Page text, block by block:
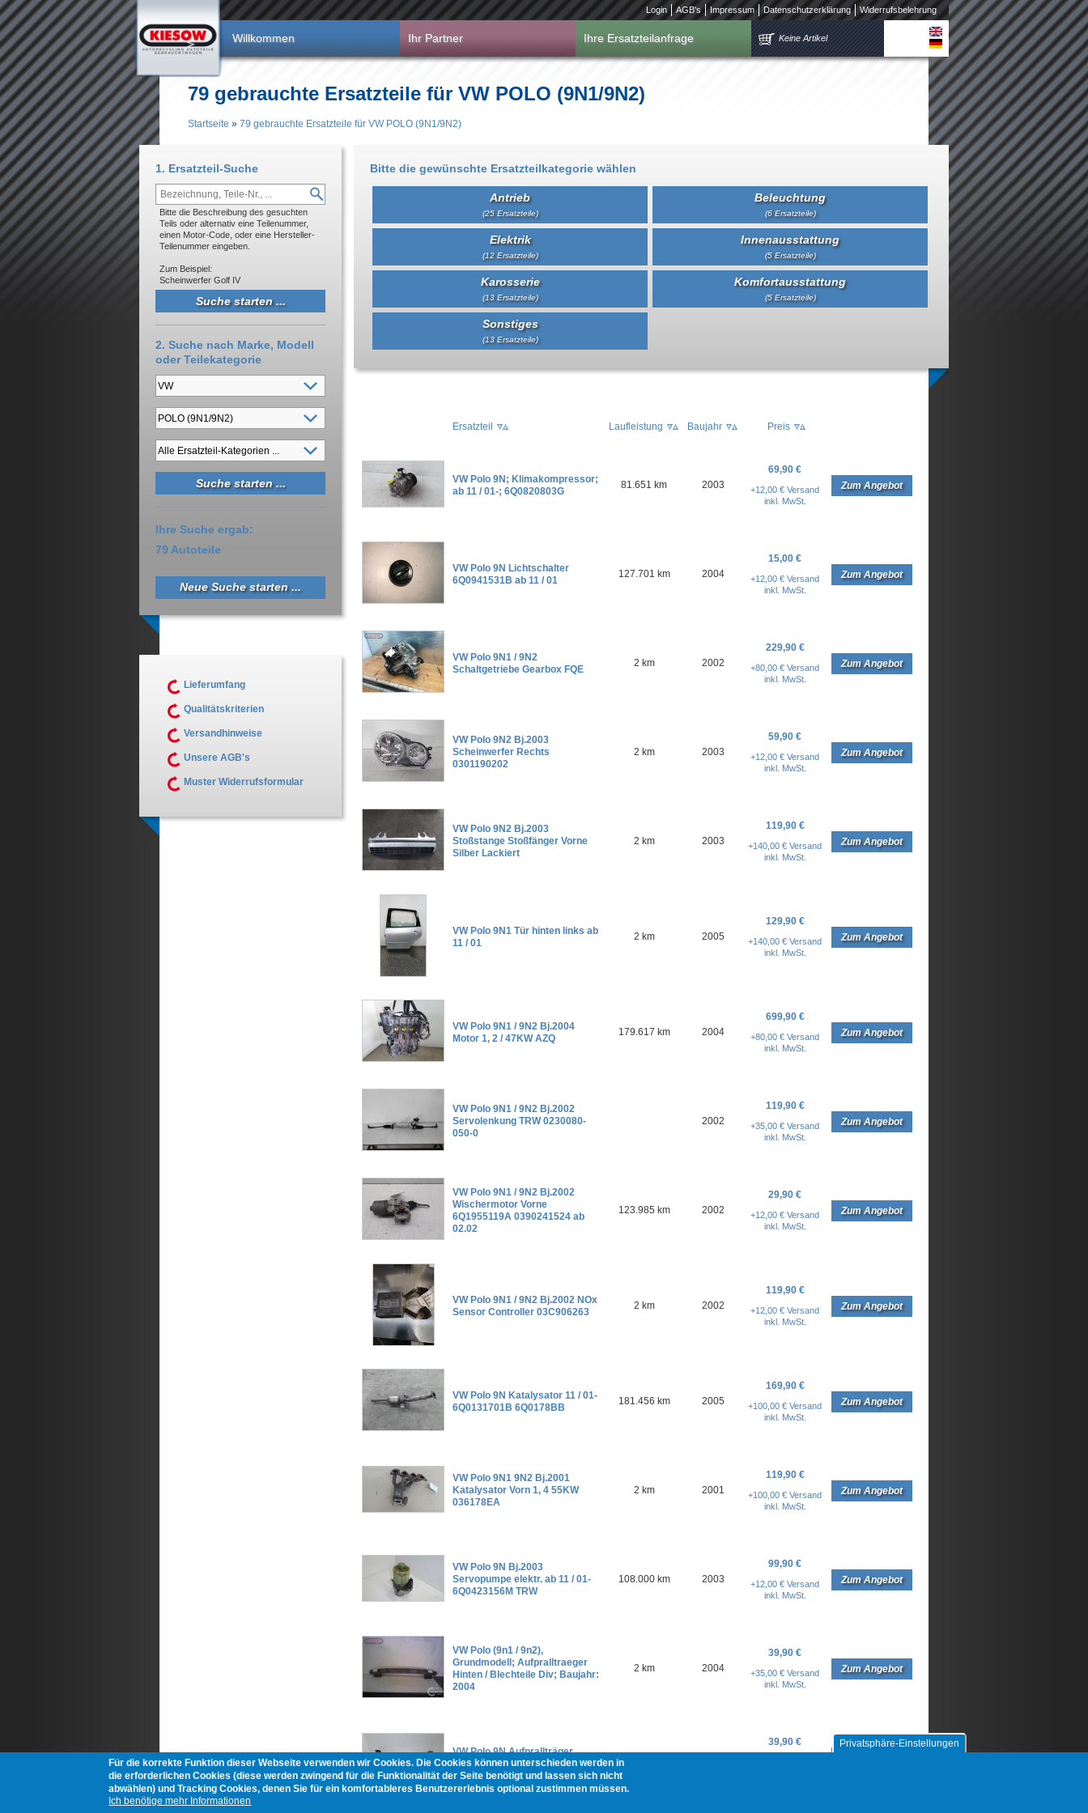
Direkt zum Inhalt Login AGB's Impressum Datenschutzerklärung Widerrufsbelehrung
Willkommen Ihr Partner Ihre Ersatzteilanfrage Keine Artikel
79 gebrauchte Ersatzteile für VW POLO (9N1/9N2)
Startseite » 79 gebrauchte Ersatzteile für VW POLO (9N1/9N2)
Bitte die gewünschte Ersatzteilkategorie wählen
Antrieb
(25 Ersatzteile)
Beleuchtung
(6 Ersatzteile)
Elektrik
(12 Ersatzteile)
Innenausstattung
(5 Ersatzteile)
Karosserie
(13 Ersatzteile)
Komfortausstattung
(5 Ersatzteile)
Sonstiges
(13 Ersatzteile)
Ersatzteil Laufleistung Baujahr Preis
VW Polo 9N; Klimakompressor;
ab 11 / 01-; 6Q0820803G
81.651 km 2003
69,90 €
+12,00 € Versand
inkl. MwSt.
Zum Angebot
VW Polo 9N Lichtschalter
6Q0941531B ab 11 / 01
127.701 km 2004
15,00 €
+12,00 € Versand
inkl. MwSt.
Zum Angebot
VW Polo 9N1 / 9N2
Schaltgetriebe Gearbox FQE
2 km 2002
229,90 €
+80,00 € Versand
inkl. MwSt.
Zum Angebot
VW Polo 9N2 Bj.2003
Scheinwerfer Rechts
0301190202
2 km 2003
59,90 €
+12,00 € Versand
inkl. MwSt.
Zum Angebot
VW Polo 9N2 Bj.2003
Stoßstange Stoßfänger Vorne
Silber Lackiert
2 km 2003
119,90 €
+140,00 € Versand
inkl. MwSt.
Zum Angebot
VW Polo 9N1 Tür hinten links ab
11 / 01
2 km 2005
129,90 €
+140,00 € Versand
inkl. MwSt.
Zum Angebot
VW Polo 9N1 / 9N2 Bj.2004
Motor 1, 2 / 47KW AZQ
179.617 km 2004
699,90 €
+80,00 € Versand
inkl. MwSt.
Zum Angebot
VW Polo 9N1 / 9N2 Bj.2002
Servolenkung TRW 0230080-
050-0
2002
119,90 €
+35,00 € Versand
inkl. MwSt.
Zum Angebot
VW Polo 9N1 / 9N2 Bj.2002
Wischermotor Vorne
6Q1955119A 0390241524 ab
02.02
123.985 km 2002
29,90 €
+12,00 € Versand
inkl. MwSt.
Zum Angebot
VW Polo 9N1 / 9N2 Bj.2002 NOx
Sensor Controller 03C906263
2 km 2002
119,90 €
+12,00 € Versand
inkl. MwSt.
Zum Angebot
VW Polo 9N Katalysator 11 / 01-
6Q0131701B 6Q0178BB
181.456 km 2005
169,90 €
+100,00 € Versand
inkl. MwSt.
Zum Angebot
VW Polo 9N1 9N2 Bj.2001
Katalysator Vorn 1, 4 55KW
036178EA
2 km 2001
119,90 €
+100,00 € Versand
inkl. MwSt.
Zum Angebot
VW Polo 9N Bj.2003
Servopumpe elektr. ab 11 / 01-
6Q0423156M TRW
108.000 km 2003
99,90 €
+12,00 € Versand
inkl. MwSt.
Zum Angebot
VW Polo (9n1 / 9n2),
Grundmodell; Aufpralltraeger
Hinten / Blechteile Div; Baujahr:
2004
2 km 2004
39,90 €
+35,00 € Versand
inkl. MwSt.
Zum Angebot
VW Polo 9N Aufprallträger
vorne ab 11 / 01
39,90 €
1. Ersatzteil-Suche
Bitte die Beschreibung des gesuchten
Teils oder alternativ eine Teilenummer,
einen Motor-Code, oder eine Hersteller-
Teilenummer eingeben.
Zum Beispiel:
Scheinwerfer Golf IV
2. Suche nach Marke, Modell
oder Teilekategorie
Ihre Suche ergab:
79 Autoteile
Neue Suche starten ...
Lieferumfang
Qualitätskriterien
Versandhinweise
Unsere AGB's
Muster Widerrufsformular
Privatsphäre-Einstellungen
Für die korrekte Funktion dieser Webseite verwenden wir Cookies. Die Cookies können unterschieden werden in
die erforderlichen Cookies (diese werden zwingend für die Funktionalität der Seite benötigt und lassen sich nicht
abwählen) und Tracking Cookies, denen Sie für ein komfortableres Benutzererlebnis optional zustimmen müssen.
Ich benötige mehr Informationen